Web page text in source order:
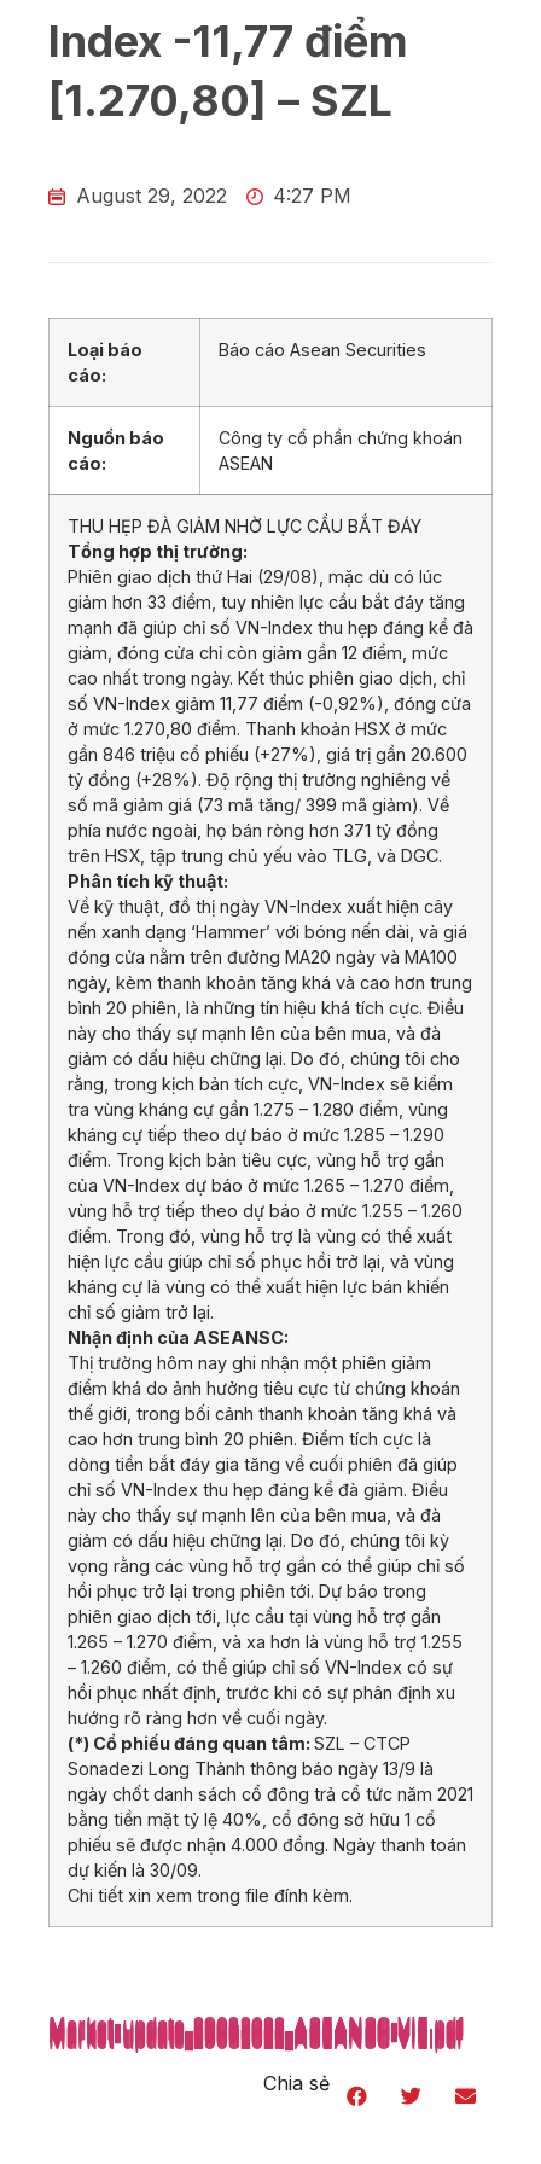
Index -11,77 điểm
[1.270,80] – SZL
August 29, 2022 4:27 PM
Loại báo
cáo:
Báo cáo Asean Securities
Nguồn báo
cáo:
Công ty cổ phần chứng khoán
ASEAN
THU HẸP ĐÀ GIẢM NHỜ LỰC CẦU BẮT ĐÁY
Tổng hợp thị trường:
Phiên giao dịch thứ Hai (29/08), mặc dù có lúc
giảm hơn 33 điểm, tuy nhiên lực cầu bắt đáy tăng
mạnh đã giúp chỉ số VN-Index thu hẹp đáng kể đà
giảm, đóng cửa chỉ còn giảm gần 12 điểm, mức
cao nhất trong ngày. Kết thúc phiên giao dịch, chỉ
số VN-Index giảm 11,77 điểm (-0,92%), đóng cửa
ở mức 1.270,80 điểm. Thanh khoản HSX ở mức
gần 846 triệu cổ phiếu (+27%), giá trị gần 20.600
tỷ đồng (+28%). Độ rộng thị trường nghiêng về
số mã giảm giá (73 mã tăng/ 399 mã giảm). Về
phía nước ngoài, họ bán ròng hơn 371 tỷ đồng
trên HSX, tập trung chủ yếu vào TLG, và DGC.
Phân tích kỹ thuật:
Về kỹ thuật, đồ thị ngày VN-Index xuất hiện cây
nến xanh dạng ‘Hammer’ với bóng nến dài, và giá
đóng cửa nằm trên đường MA20 ngày và MA100
ngày, kèm thanh khoản tăng khá và cao hơn trung
bình 20 phiên, là những tín hiệu khá tích cực. Điều
này cho thấy sự mạnh lên của bên mua, và đà
giảm có dấu hiệu chững lại. Do đó, chúng tôi cho
rằng, trong kịch bản tích cực, VN-Index sẽ kiểm
tra vùng kháng cự gần 1.275 – 1.280 điểm, vùng
kháng cự tiếp theo dự báo ở mức 1.285 – 1.290
điểm. Trong kịch bản tiêu cực, vùng hỗ trợ gần
của VN-Index dự báo ở mức 1.265 – 1.270 điểm,
vùng hỗ trợ tiếp theo dự báo ở mức 1.255 – 1.260
điểm. Trong đó, vùng hỗ trợ là vùng có thể xuất
hiện lực cầu giúp chỉ số phục hồi trở lại, và vùng
kháng cự là vùng có thể xuất hiện lực bán khiến
chỉ số giảm trở lại.
Nhận định của ASEANSC:
Thị trường hôm nay ghi nhận một phiên giảm
điểm khá do ảnh hưởng tiêu cực từ chứng khoán
thế giới, trong bối cảnh thanh khoản tăng khá và
cao hơn trung bình 20 phiên. Điểm tích cực là
dòng tiền bắt đáy gia tăng về cuối phiên đã giúp
chỉ số VN-Index thu hẹp đáng kể đà giảm. Điều
này cho thấy sự mạnh lên của bên mua, và đà
giảm có dấu hiệu chững lại. Do đó, chúng tôi kỳ
vọng rằng các vùng hỗ trợ gần có thể giúp chỉ số
hồi phục trở lại trong phiên tới. Dự báo trong
phiên giao dịch tới, lực cầu tại vùng hỗ trợ gần
1.265 – 1.270 điểm, và xa hơn là vùng hỗ trợ 1.255
– 1.260 điểm, có thể giúp chỉ số VN-Index có sự
hồi phục nhất định, trước khi có sự phân định xu
hướng rõ ràng hơn về cuối ngày.
(*) Cổ phiếu đáng quan tâm: SZL – CTCP
Sonadezi Long Thành thông báo ngày 13/9 là
ngày chốt danh sách cổ đông trả cổ tức năm 2021
bằng tiền mặt tỷ lệ 40%, cổ đông sở hữu 1 cổ
phiếu sẽ được nhận 4.000 đồng. Ngày thanh toán
dự kiến là 30/09.
Chi tiết xin xem trong file đính kèm.
Market-update_29082022_ASEANSC-VIE.pdf
Market-update_29082022_ASEANSC-VIE.pdf
Market-update_29082022_ASEANSC-VIE.pdf
Market-update_29082022_ASEANSC-VIE.pdf
Market-update_29082022_ASEANSC-VIE.pdf
Market-update_29082022_ASEANSC-VIE.pdf
Market-update_29082022_ASEANSC-VIE.pdf
Market-update_29082022_ASEANSC-VIE.pdf
Market-update_29082022_ASEANSC-VIE.pdf
Market-update_29082022_ASEANSC-VIE.pdf
Market-update_29082022_ASEANSC-VIE.pdf
Market-update_29082022_ASEANSC-VIE.pdf
Market-update_29082022_ASEANSC-VIE.pdf
Market-update_29082022_ASEANSC-VIE.pdf
Market-update_29082022_ASEANSC-VIE.pdf
Market-update_29082022_ASEANSC-VIE.pdf
Chia sẻ